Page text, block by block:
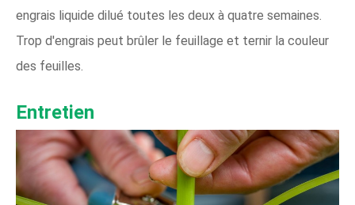
engrais liquide dilué toutes les deux à quatre semaines.
Trop d'engrais peut brûler le feuillage et ternir la couleur
des feuilles.
Entretien